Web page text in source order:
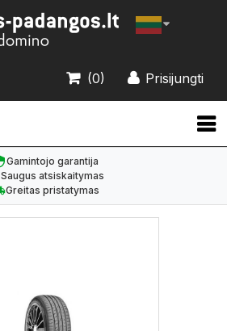
Prisijungti
(0)
Gamintojo garantija
Saugus atsiskaitymas
Greitas pristatymas